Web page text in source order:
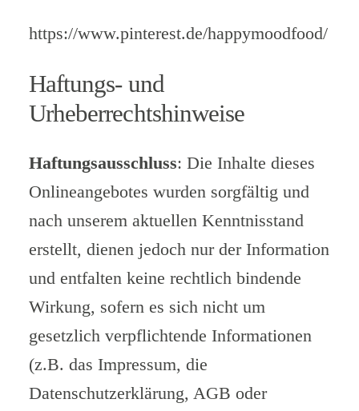
https://www.pinterest.de/happymoodfood/
Haftungs- und
Urheberrechtshinweise
Haftungsausschluss: Die Inhalte dieses
Onlineangebotes wurden sorgfältig und
nach unserem aktuellen Kenntnisstand
erstellt, dienen jedoch nur der Information
und entfalten keine rechtlich bindende
Wirkung, sofern es sich nicht um
gesetzlich verpflichtende Informationen
(z.B. das Impressum, die
Datenschutzerklärung, AGB oder